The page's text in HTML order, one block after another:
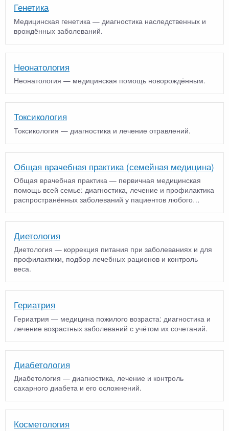
Генетика
Медицинская генетика — диагностика наследственных и
врождённых заболеваний.
Неонатология
Неонатология — медицинская помощь новорождённым.
Токсикология
Токсикология — диагностика и лечение отравлений.
Общая врачебная практика (семейная медицина)
Общая врачебная практика — первичная медицинская
помощь всей семье: диагностика, лечение и профилактика
распространённых заболеваний у пациентов любого
Диетология
Диетология — коррекция питания при заболеваниях и для
профилактики, подбор лечебных рационов и контроль
веса.
Гериатрия
Гериатрия — медицина пожилого возраста: диагностика и
лечение возрастных заболеваний с учётом их сочетаний.
Диабетология
Диабетология — диагностика, лечение и контроль
сахарного диабета и его осложнений.
Косметология